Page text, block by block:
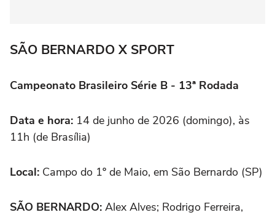
SÃO BERNARDO X SPORT
Campeonato Brasileiro Série B - 13ª Rodada
Data e hora: 14 de junho de 2026 (domingo), às
11h (de Brasília)
Local: Campo do 1º de Maio, em São Bernardo (SP)
SÃO BERNARDO: Alex Alves; Rodrigo Ferreira,